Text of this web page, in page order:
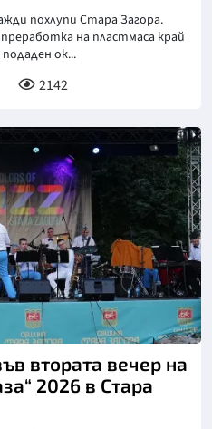
похлупи Стара Загора.
на пластмаса край
ок...
2142
втората вечер на
2026 в Стара